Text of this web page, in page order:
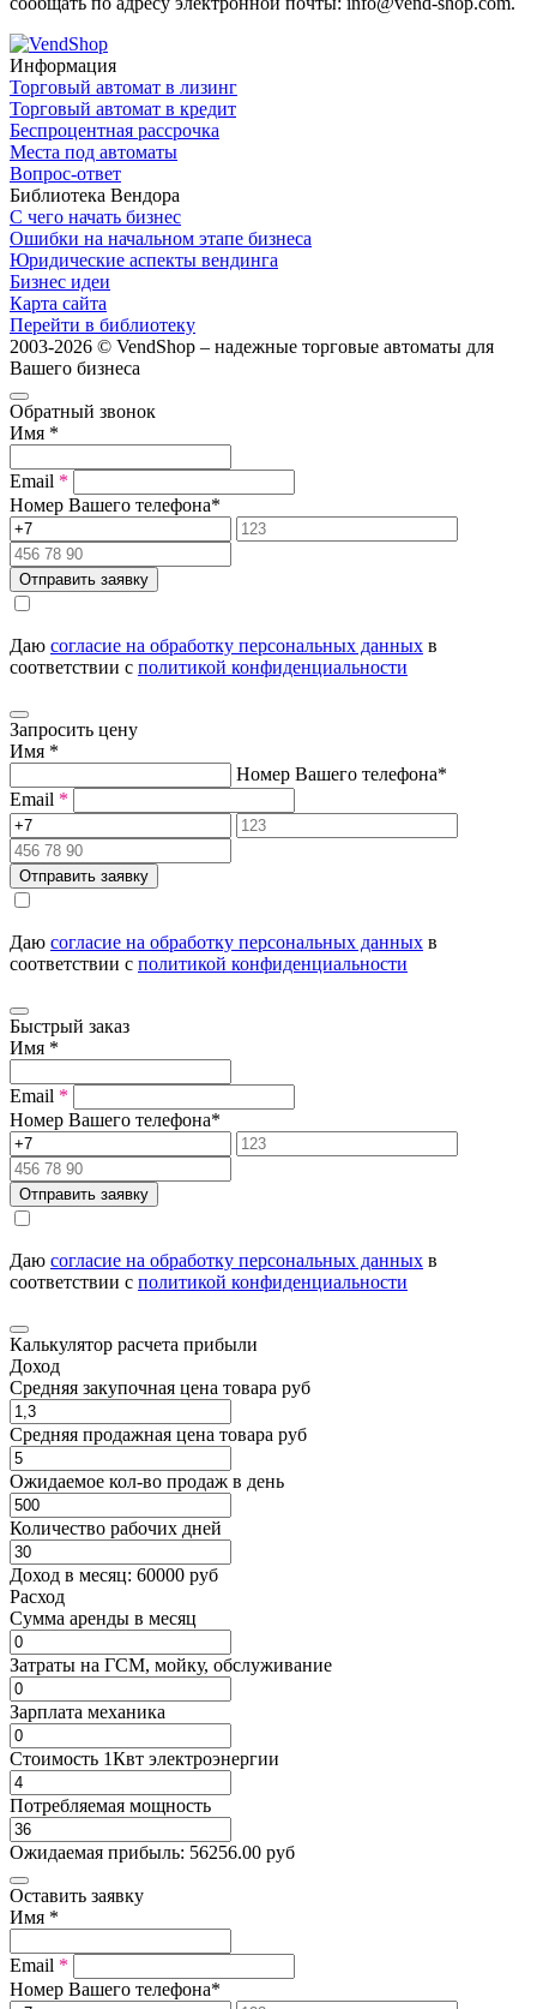
Информация
Торговый автомат в лизинг
Торговый автомат в кредит
Беспроцентная рассрочка
Места под автоматы
Вопрос-ответ
Библиотека Вендора
С чего начать бизнес
Ошибки на начальном этапе бизнеса
Юридические аспекты вендинга
Бизнес идеи
Карта сайта
Перейти в библиотеку
2003-2026 © VendShop – надежные торговые автоматы для
Вашего бизнеса
Обратный звонок
Имя *
Email *
Номер Вашего телефона*
Отправить заявку
Даю согласие на обработку персональных данных в
соответствии с политикой конфиденциальности
Запросить цену
Имя *
Номер Вашего телефона*
Email *
Отправить заявку
Даю согласие на обработку персональных данных в
соответствии с политикой конфиденциальности
Быстрый заказ
Имя *
Email *
Номер Вашего телефона*
Отправить заявку
Даю согласие на обработку персональных данных в
соответствии с политикой конфиденциальности
Калькулятор расчета прибыли
Доход
Средняя закупочная цена товара руб
Средняя продажная цена товара руб
Ожидаемое кол-во продаж в день
Количество рабочих дней
Доход в месяц: 60000 руб
Расход
Cумма аренды в месяц
Затраты на ГСМ, мойку, обслуживание
Зарплата механика
Стоимость 1Квт электроэнергии
Потребляемая мощность
Ожидаемая прибыль: 56256.00 руб
Оставить заявку
Имя *
Email *
Номер Вашего телефона*